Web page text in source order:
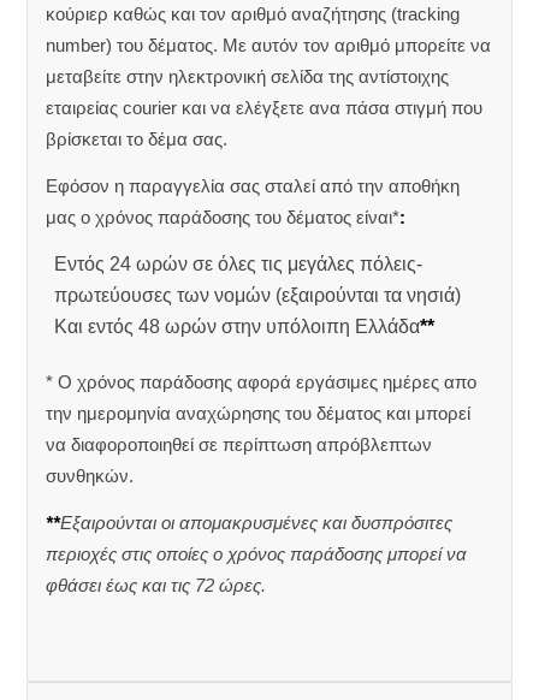
κούριερ καθώς και τον αριθμό αναζήτησης (tracking
number) του δέματος. Με αυτόν τον αριθμό μπορείτε να
μεταβείτε στην ηλεκτρονική σελίδα της αντίστοιχης
εταιρείας courier και να ελέγξετε ανα πάσα στιγμή που
βρίσκεται το δέμα σας.
Εφόσον η παραγγελία σας σταλεί από την αποθήκη
μας ο χρόνος παράδοσης του δέματος είναι*:
Εντός 24 ωρών σε όλες τις μεγάλες πόλεις-
πρωτεύουσες των νομών (εξαιρούνται τα νησιά)
Και εντός 48 ωρών στην υπόλοιπη Ελλάδα**
* Ο χρόνος παράδοσης αφορά εργάσιμες ημέρες απο
την ημερομηνία αναχώρησης του δέματος και μπορεί
να διαφοροποιηθεί σε περίπτωση απρόβλεπτων
συνθηκών.
**Εξαιρούνται οι απομακρυσμένες και δυσπρόσιτες
περιοχές στις οποίες ο χρόνος παράδοσης μπορεί να
φθάσει έως και τις 72 ώρες.